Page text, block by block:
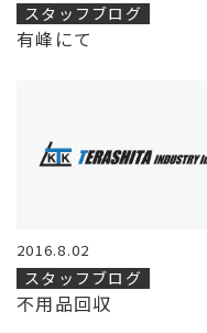
スタッフブログ
有峰にて
2016.8.02
スタッフブログ
不用品回収